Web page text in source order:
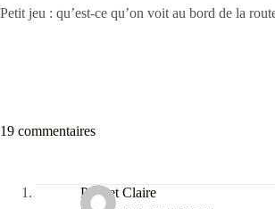
Petit jeu : qu’est-ce qu’on voit au bord de la
19 commentaires
Paul et Claire